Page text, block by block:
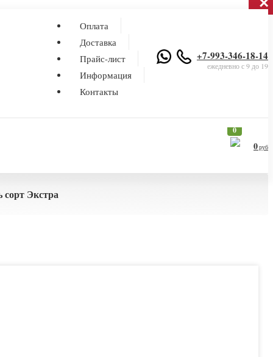
Оплата
Доставка
Прайс-лист
Информация
Контакты
+7-993-346-18-14
ежедневно с 9 до 19
0
0руб
сорт Экстра